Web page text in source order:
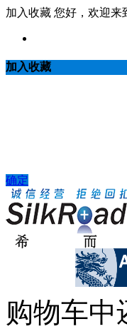
加入收藏 您好，欢迎来
加入收藏
确定
购物车中